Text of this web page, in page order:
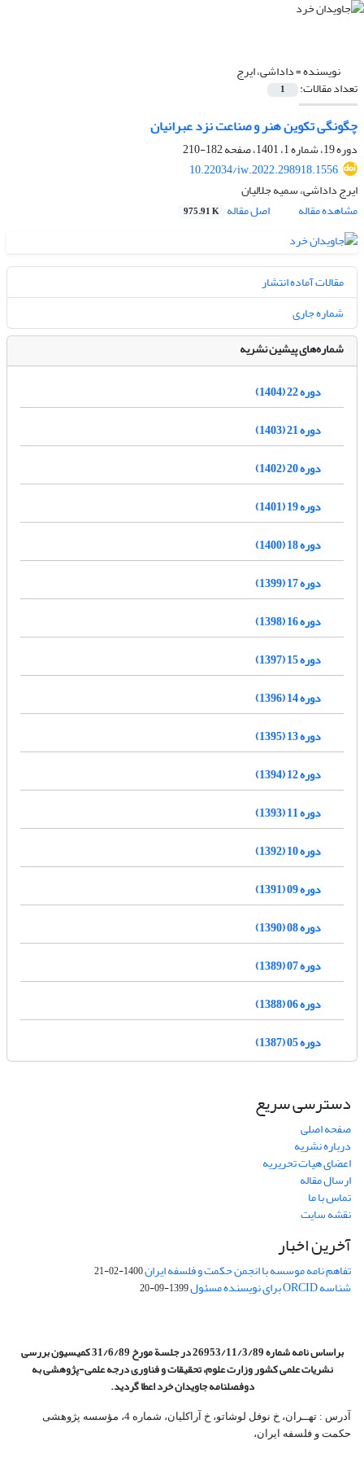
نویسنده =داداشی، ایرج
تعداد مقالات: 1
چگونگی تکوین هنر و صناعت نزد عبرانیان
دوره 19، شماره 1، 1401، صفحه
182-210
10.22034/iw.2022.298918.1556
ایرج داداشی، سمیه جلالیان
مشاهده مقاله
اصل مقاله 975.91 K
مقالات آماده انتشار
شماره جاری
شماره‌های پیشین نشریه
دوره 22 (1404)
دوره 21 (1403)
دوره 20 (1402)
دوره 19 (1401)
دوره 18 (1400)
دوره 17 (1399)
دوره 16 (1398)
دوره 15 (1397)
دوره 14 (1396)
دوره 13 (1395)
دوره 12 (1394)
دوره 11 (1393)
دوره 10 (1392)
دوره 09 (1391)
دوره 08 (1390)
دوره 07 (1389)
دوره 06 (1388)
دوره 05 (1387)
دسترسی سریع
صفحه اصلی
درباره نشریه
اعضای هیات تحریریه
ارسال مقاله
تماس با ما
نقشه سایت
آخرین اخبار
تفاهم نامه موسسه با انجمن حکمت و فلسفه ایران1400-02-21
شناسه ORCID برای نویسنده مسئول 1399-09-20
براساس نامه شماره 26953/11/3/89 در جلسة مورخ 31/6/89 کمیسیون
بررسی
نشریات علمی کشور وزارت علوم، تحقیقات و فناوری درجه علمی‌-پژوهشیبه
دوفصلنامه جاویدان خرد اعطا گردید.
آدرس : تهــران، خ نوفل لوشاتو، خ آراکلیان، شماره 4،‌ مؤسسه پژوهشی
حکمت و فلسفه ایران،‌